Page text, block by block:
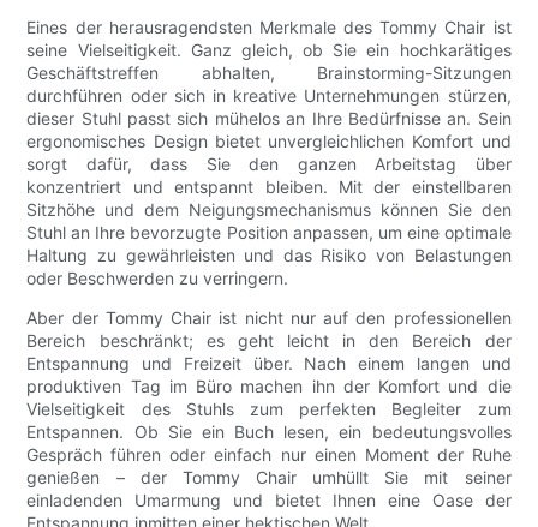
Eines der herausragendsten Merkmale des Tommy Chair ist
seine Vielseitigkeit. Ganz gleich, ob Sie ein hochkarätiges
Geschäftstreffen abhalten, Brainstorming-Sitzungen
durchführen oder sich in kreative Unternehmungen stürzen,
dieser Stuhl passt sich mühelos an Ihre Bedürfnisse an. Sein
ergonomisches Design bietet unvergleichlichen Komfort und
sorgt dafür, dass Sie den ganzen Arbeitstag über
konzentriert und entspannt bleiben. Mit der einstellbaren
Sitzhöhe und dem Neigungsmechanismus können Sie den
Stuhl an Ihre bevorzugte Position anpassen, um eine optimale
Haltung zu gewährleisten und das Risiko von Belastungen
oder Beschwerden zu verringern.
Aber der Tommy Chair ist nicht nur auf den professionellen
Bereich beschränkt; es geht leicht in den Bereich der
Entspannung und Freizeit über. Nach einem langen und
produktiven Tag im Büro machen ihn der Komfort und die
Vielseitigkeit des Stuhls zum perfekten Begleiter zum
Entspannen. Ob Sie ein Buch lesen, ein bedeutungsvolles
Gespräch führen oder einfach nur einen Moment der Ruhe
genießen – der Tommy Chair umhüllt Sie mit seiner
einladenden Umarmung und bietet Ihnen eine Oase der